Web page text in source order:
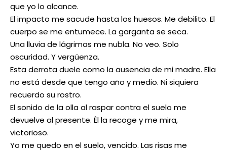
que yo lo alcance.
El impacto me sacude hasta los huesos. Me debilito. El
cuerpo se me entumece. La garganta se seca.
Una lluvia de lágrimas me nubla. No veo. Solo
oscuridad. Y vergüenza.
Esta derrota duele como la ausencia de mi madre. Ella
no está desde que tengo año y medio. Ni siquiera
recuerdo su rostro.
El sonido de la olla al raspar contra el suelo me
devuelve al presente. Él la recoge y me mira,
victorioso.
Yo me quedo en el suelo, vencido. Las risas me